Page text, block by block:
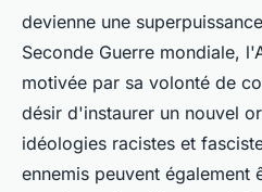
devienne une
Seconde Guerre mondiale,
motivée par sa volonté de
désir d'instaurer un nouvel
idéologies racistes et
ennemis peuvent également